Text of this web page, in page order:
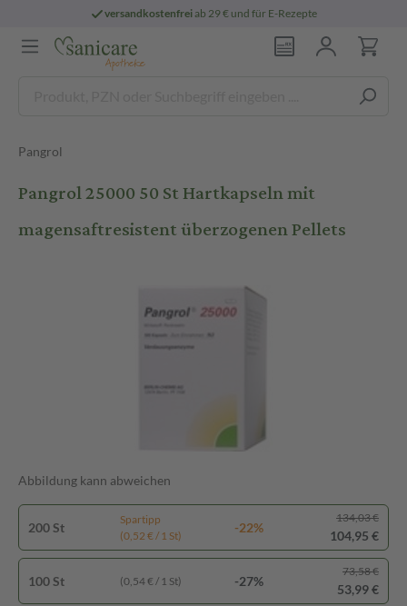
versandkostenfreiab 29 € und für E-Rezepte
Pangrol
Pangrol 25000 50 St Hartkapseln mit
magensaftresistent überzogenen Pellets
Abbildung kann abweichen
200 St
Spartipp
(0,52 € / 1 St)
-22%
134,03 €
104,95 €
100 St (0,54 € / 1 St) -27%
73,58 €
53,99 €